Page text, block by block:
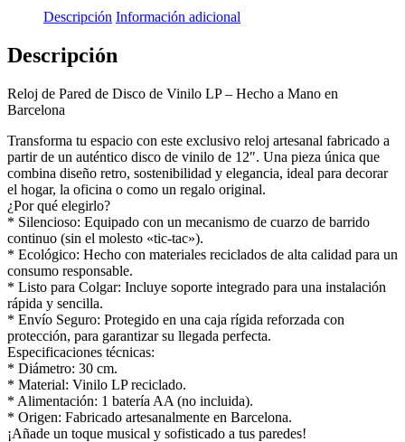
Descripción Información adicional
Descripción
Reloj de Pared de Disco de Vinilo LP – Hecho a Mano en
Barcelona
Transforma tu espacio con este exclusivo reloj artesanal fabricado a
partir de un auténtico disco de vinilo de 12″. Una pieza única que
combina diseño retro, sostenibilidad y elegancia, ideal para decorar
el hogar, la oficina o como un regalo original.
¿Por qué elegirlo?
* Silencioso: Equipado con un mecanismo de cuarzo de barrido
continuo (sin el molesto «tic-tac»).
* Ecológico: Hecho con materiales reciclados de alta calidad para un
consumo responsable.
* Listo para Colgar: Incluye soporte integrado para una instalación
rápida y sencilla.
* Envío Seguro: Protegido en una caja rígida reforzada con
protección, para garantizar su llegada perfecta.
Especificaciones técnicas:
* Diámetro: 30 cm.
* Material: Vinilo LP reciclado.
* Alimentación: 1 batería AA (no incluida).
* Origen: Fabricado artesanalmente en Barcelona.
¡Añade un toque musical y sofisticado a tus paredes!